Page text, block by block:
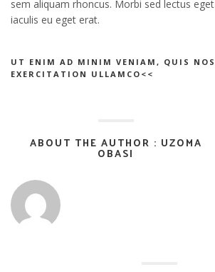
sem aliquam rhoncus. Morbi sed lectus
iaculis eu eget erat.
UT ENIM AD MINIM VENIAM, QUIS
EXERCITATION ULLAMCO<<
ABOUT THE AUTHOR : UZOMA
OBASI